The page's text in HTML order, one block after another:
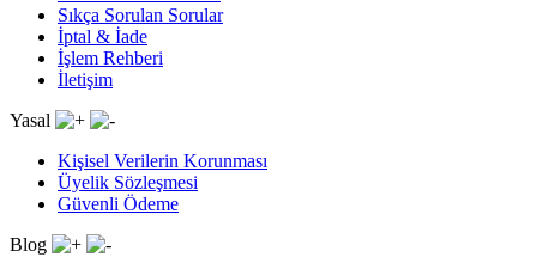
Sıkça Sorulan Sorular
İptal & İade
İşlem Rehberi
İletişim
Yasal
Kişisel Verilerin Korunması
Üyelik Sözleşmesi
Güvenli Ödeme
Blog